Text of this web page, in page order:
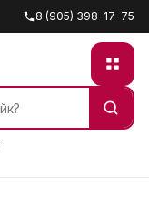
8 (905) 398-17-75